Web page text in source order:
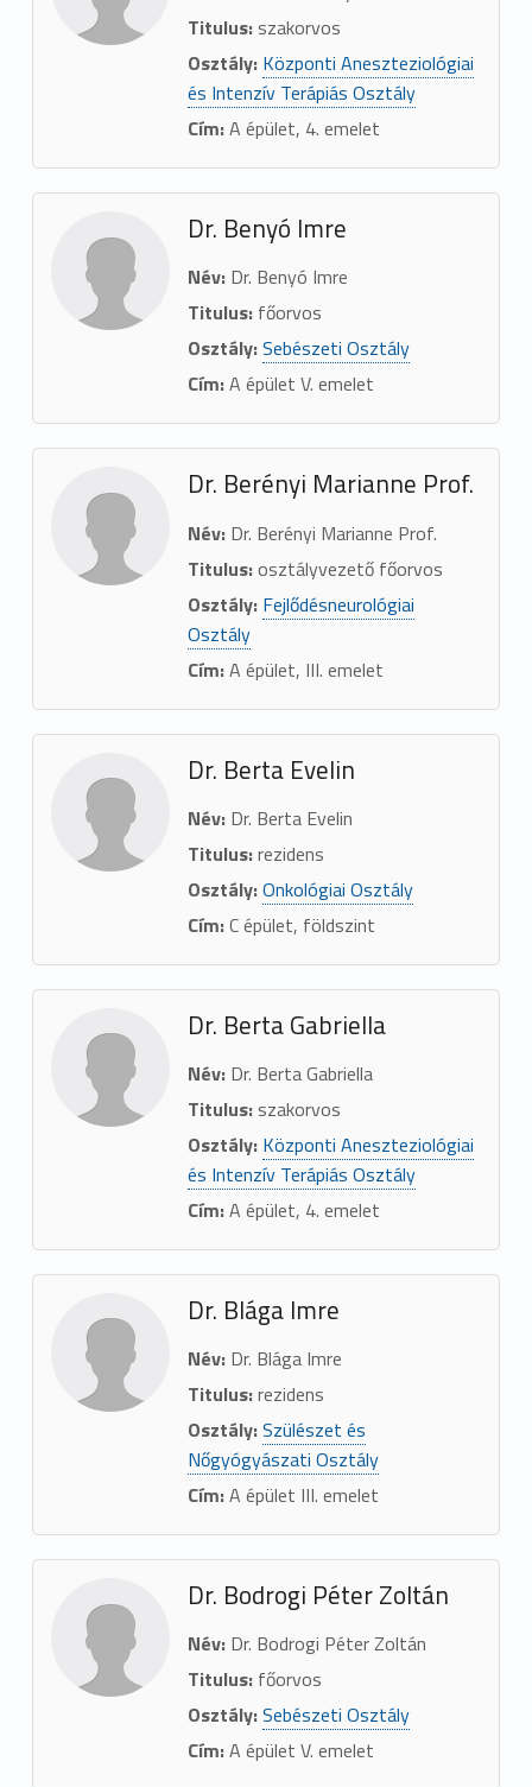
Titulus:szakorvos
Osztály: Központi Aneszteziológiai
és Intenzív Terápiás Osztály
Cím:A épület, 4. emelet
Dr. Benyó Imre
Név:Dr. Benyó Imre
Titulus:főorvos
Osztály:Sebészeti Osztály
Cím:A épület V. emelet
Dr. Berényi Marianne Prof.
Név:Dr. Berényi Marianne Prof.
Titulus:osztályvezető főorvos
Osztály: Fejlődésneurológiai
Osztály
Cím:A épület, III. emelet
Dr. Berta Evelin
Név:Dr. Berta Evelin
Titulus:rezidens
Osztály:Onkológiai Osztály
Cím:C épület, földszint
Dr. Berta Gabriella
Név:Dr. Berta Gabriella
Titulus:szakorvos
Osztály: Központi Aneszteziológiai
és Intenzív Terápiás Osztály
Cím:A épület, 4. emelet
Dr. Blága Imre
Név:Dr. Blága Imre
Titulus:rezidens
Osztály:Szülészet és
Nőgyógyászati Osztály
Cím:A épület III. emelet
Dr. Bodrogi Péter Zoltán
Név:Dr. Bodrogi Péter Zoltán
Titulus:főorvos
Osztály:Sebészeti Osztály
Cím:A épület V. emelet